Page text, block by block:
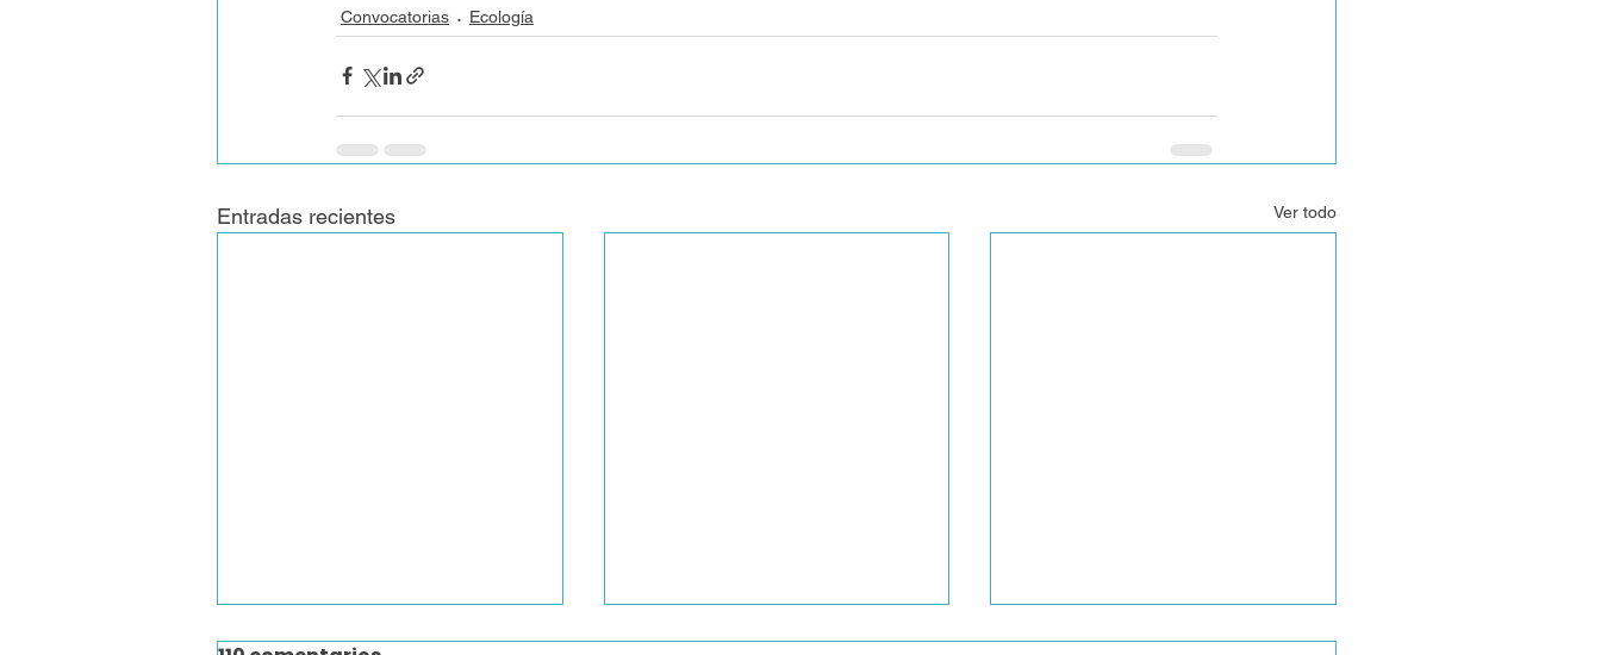
Convocatorias Ecología
Entradas recientes Ver todo